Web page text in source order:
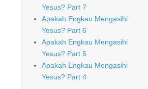
Yesus? Part 7
Apakah Engkau Mengasihi
Yesus? Part 6
Apakah Engkau Mengasihi
Yesus? Part 5
Apakah Engkau Mengasihi
Yesus? Part 4